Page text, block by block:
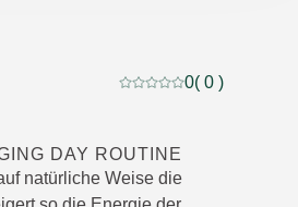
Aktuelle Bewertung: 0
0( 0 )
DAY ROUTINE
natürliche Weise die